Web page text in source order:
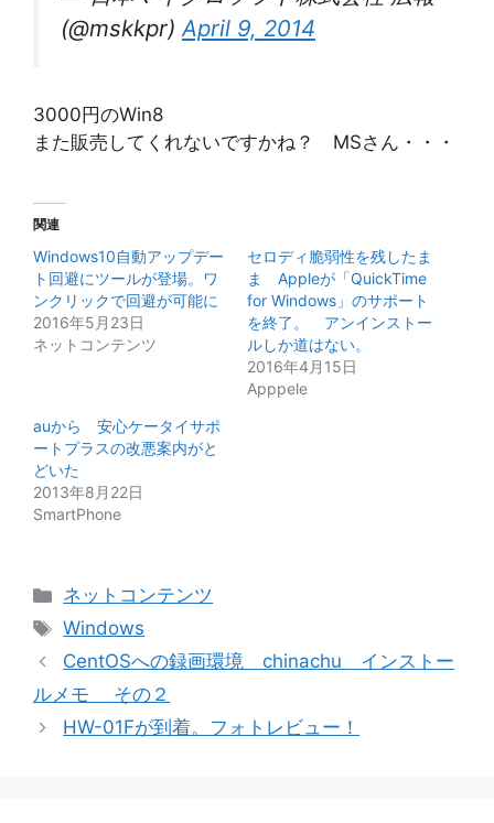
(@mskkpr)April 9, 2014
3000円のWin8
また販売してくれないですかね？ MSさん・・・
関連
Windows10自動アップデー
ト回避にツールが登場。ワ
ンクリックで回避が可能に
2016年5月23日
ネットコンテンツ
セロディ脆弱性を残したま
ま Appleが「QuickTime
for Windows」のサポート
を終了。 アンインストー
ルしか道はない。
2016年4月15日
Apppele
auから 安心ケータイサポ
ートプラスの改悪案内がと
どいた
2013年8月22日
SmartPhone
カ
テ
リ
ー
ネットコンテンツ
タ
グ
Windows
CentOSへの録画環境 chinachu インストー
ルメモ その２
HW-01Fが到着。フォトレビュー！